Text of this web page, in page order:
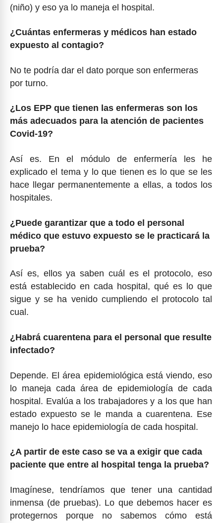
(niño) y eso ya lo maneja el hospital.
¿Cuántas enfermeras y médicos han estado
expuesto al contagio?
No te podría dar el dato porque son enfermeras
por turno.
¿Los EPP que tienen las enfermeras son los
más adecuados para la atención de pacientes
Covid-19?
Así es. En el módulo de enfermería les he
explicado el tema y lo que tienen es lo que se les
hace llegar permanentemente a ellas, a todos los
hospitales.
¿Puede garantizar que a todo el personal
médico que estuvo expuesto se le practicará la
prueba?
Así es, ellos ya saben cuál es el protocolo, eso
está establecido en cada hospital, qué es lo que
sigue y se ha venido cumpliendo el protocolo tal
cual.
¿Habrá cuarentena para el personal que resulte
infectado?
Depende. El área epidemiológica está viendo, eso
lo maneja cada área de epidemiología de cada
hospital. Evalúa a los trabajadores y a los que han
estado expuesto se le manda a cuarentena. Ese
manejo lo hace epidemiología de cada hospital.
¿A partir de este caso se va a exigir que cada
paciente que entre al hospital tenga la prueba?
Imagínese, tendríamos que tener una cantidad
inmensa (de pruebas). Lo que debemos hacer es
protegernos porque no sabemos cómo está